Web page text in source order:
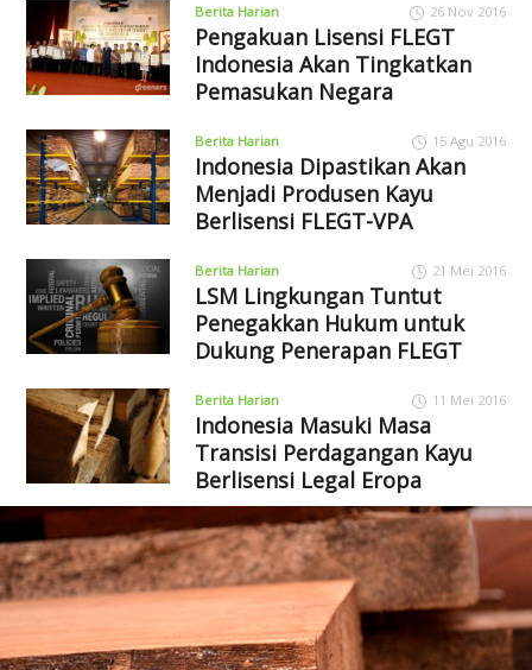
Berita Harian 26 Nov 2016
Pengakuan Lisensi FLEGT
Indonesia Akan Tingkatkan
Pemasukan Negara
Berita Harian 15 Agu 2016
Indonesia Dipastikan Akan
Menjadi Produsen Kayu
Berlisensi FLEGT-VPA
Berita Harian 21 Mei 2016
LSM Lingkungan Tuntut
Penegakkan Hukum untuk
Dukung Penerapan FLEGT
Berita Harian 11 Mei 2016
Indonesia Masuki Masa
Transisi Perdagangan Kayu
Berlisensi Legal Eropa